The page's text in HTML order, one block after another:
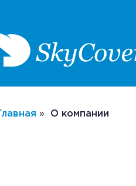
Главная » О компании